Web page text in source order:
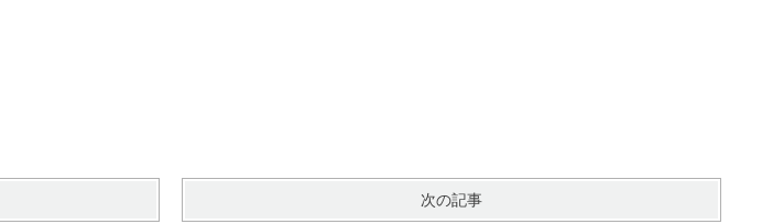
次の記事